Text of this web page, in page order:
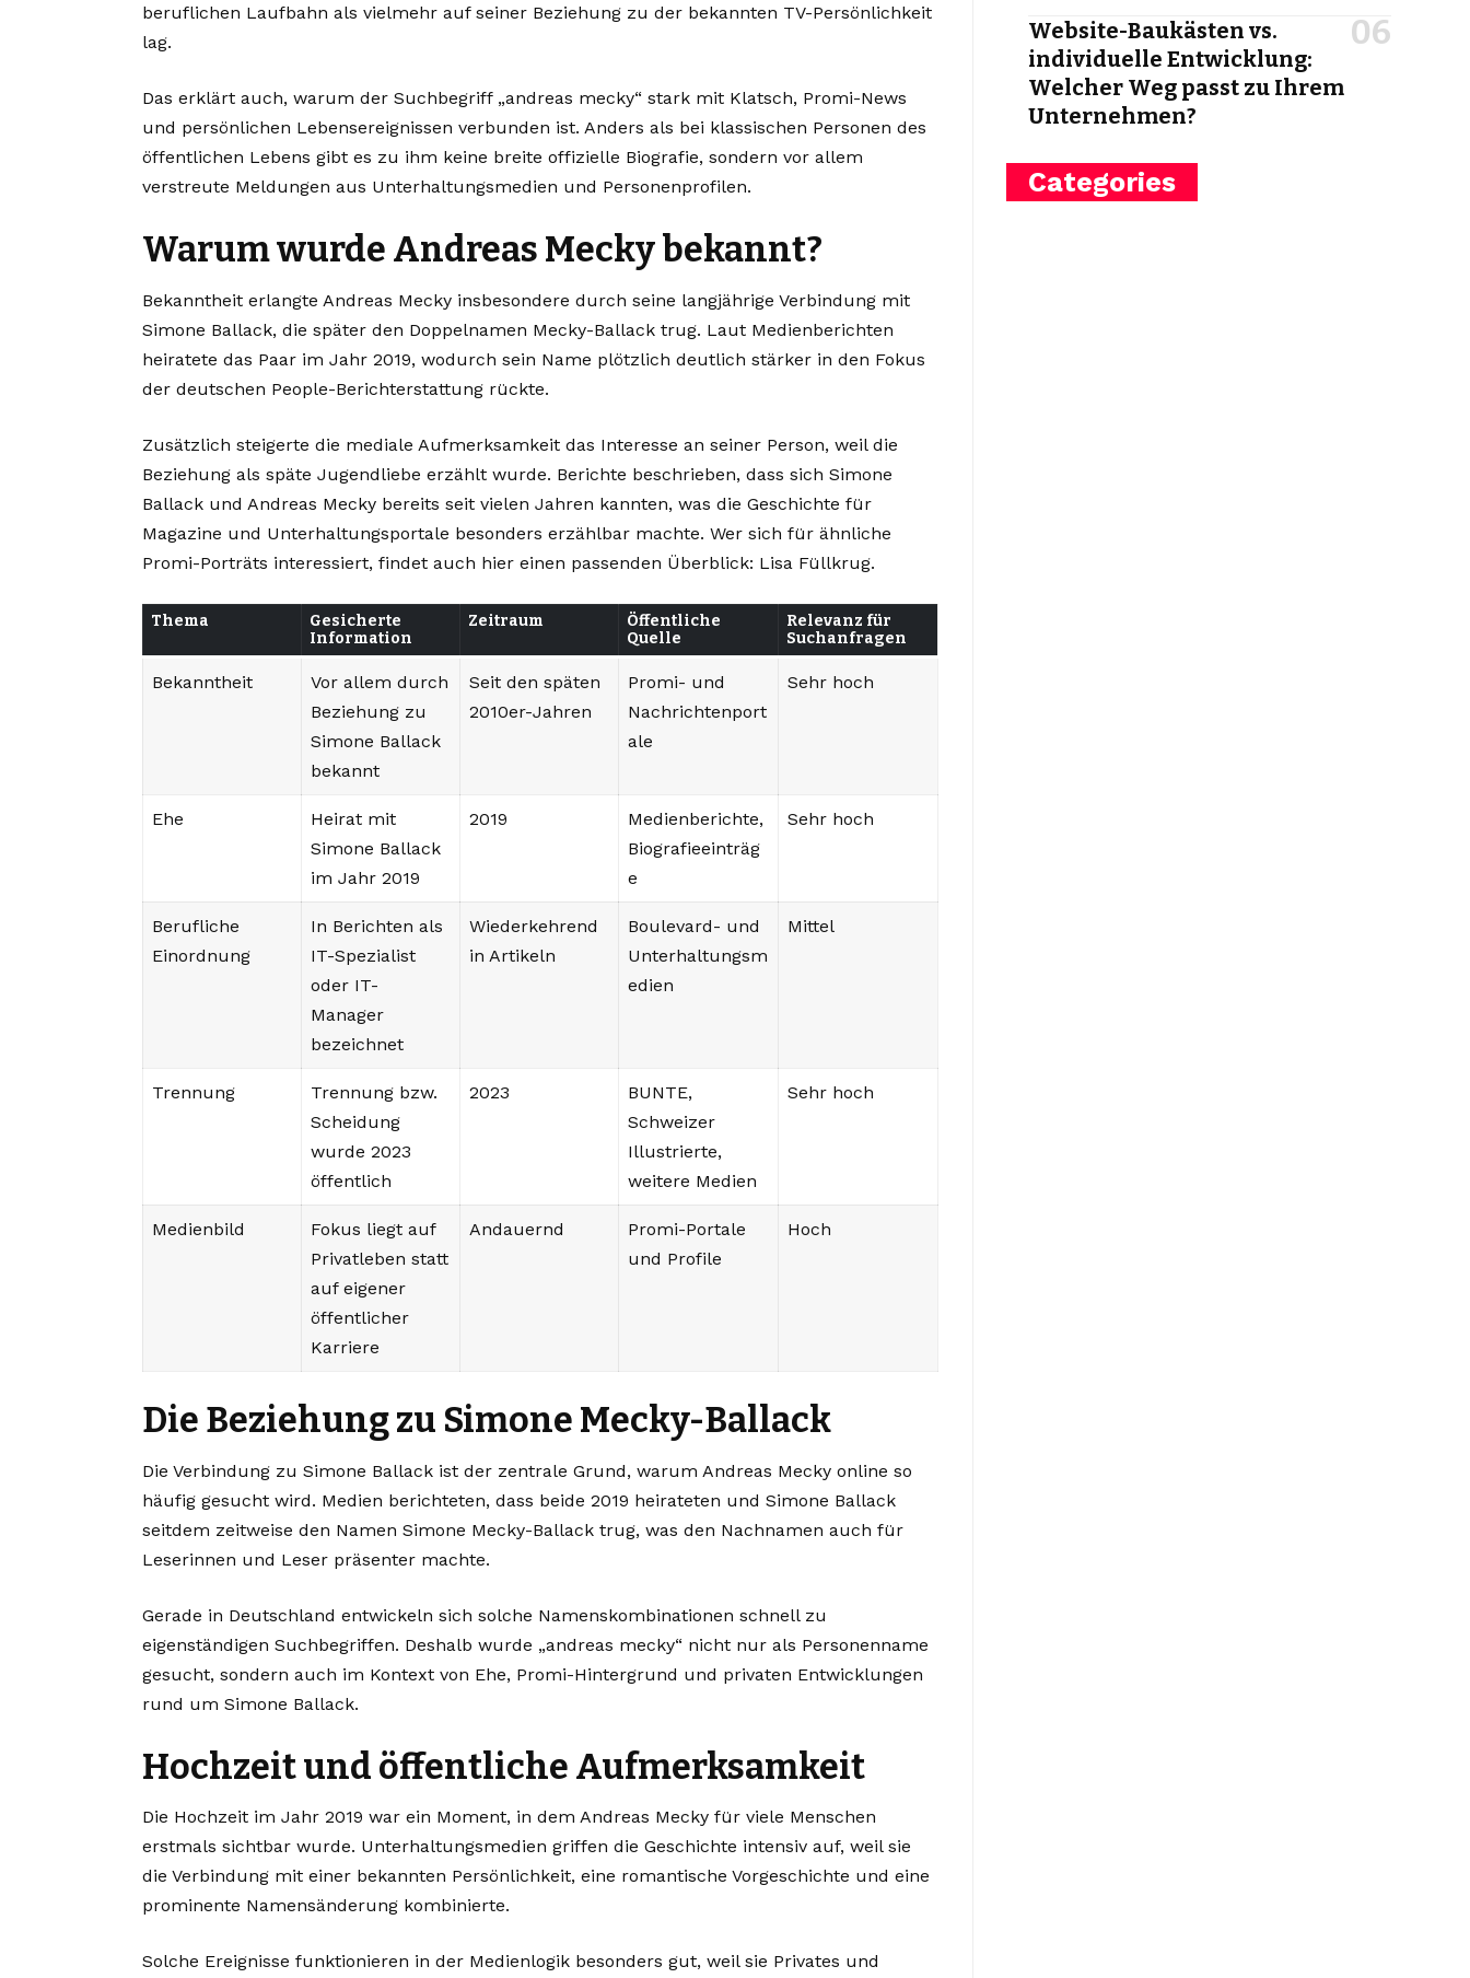
beruflichen Laufbahn als vielmehr auf seiner Beziehung zu der bekannten TV-Persönlichkeit
lag.
Das erklärt auch, warum der Suchbegriff „andreas mecky“ stark mit Klatsch, Promi-News
und persönlichen Lebensereignissen verbunden ist. Anders als bei klassischen Personen des
öffentlichen Lebens gibt es zu ihm keine breite offizielle Biografie, sondern vor allem
verstreute Meldungen aus Unterhaltungsmedien und Personenprofilen.
Warum wurde Andreas Mecky bekannt?
Bekanntheit erlangte Andreas Mecky insbesondere durch seine langjährige Verbindung mit
Simone Ballack, die später den Doppelnamen Mecky-Ballack trug. Laut Medienberichten
heiratete das Paar im Jahr 2019, wodurch sein Name plötzlich deutlich stärker in den Fokus
der deutschen People-Berichterstattung rückte.
Zusätzlich steigerte die mediale Aufmerksamkeit das Interesse an seiner Person, weil die
Beziehung als späte Jugendliebe erzählt wurde. Berichte beschrieben, dass sich Simone
Ballack und Andreas Mecky bereits seit vielen Jahren kannten, was die Geschichte für
Magazine und Unterhaltungsportale besonders erzählbar machte. Wer sich für ähnliche
Promi-Porträts interessiert, findet auch hier einen passenden Überblick: Lisa Füllkrug.
Thema
Gesicherte
Information
Zeitraum
Öffentliche
Quelle
Relevanz für
Suchanfragen
Bekanntheit
Vor allem durch
Beziehung zu
Simone Ballack
bekannt
Seit den späten
2010er-Jahren
Promi- und
Nachrichtenport
ale
Sehr hoch
Ehe
Heirat mit
Simone Ballack
im Jahr 2019
2019
Medienberichte,
Biografieeinträg
e
Sehr hoch
Berufliche
Einordnung
In Berichten als
IT-Spezialist
oder IT-
Manager
bezeichnet
Wiederkehrend
in Artikeln
Boulevard- und
Unterhaltungsm
edien
Mittel
Trennung
Trennung bzw.
Scheidung
wurde 2023
öffentlich
2023
BUNTE,
Schweizer
Illustrierte,
weitere Medien
Sehr hoch
Medienbild
Fokus liegt auf
Privatleben statt
auf eigener
öffentlicher
Karriere
Andauernd
Promi-Portale
und Profile
Hoch
Die Beziehung zu Simone Mecky-Ballack
Die Verbindung zu Simone Ballack ist der zentrale Grund, warum Andreas Mecky online so
häufig gesucht wird. Medien berichteten, dass beide 2019 heirateten und Simone Ballack
seitdem zeitweise den Namen Simone Mecky-Ballack trug, was den Nachnamen auch für
Leserinnen und Leser präsenter machte.
Gerade in Deutschland entwickeln sich solche Namenskombinationen schnell zu
eigenständigen Suchbegriffen. Deshalb wurde „andreas mecky“ nicht nur als Personenname
gesucht, sondern auch im Kontext von Ehe, Promi-Hintergrund und privaten Entwicklungen
rund um Simone Ballack.
Hochzeit und öffentliche Aufmerksamkeit
Die Hochzeit im Jahr 2019 war ein Moment, in dem Andreas Mecky für viele Menschen
erstmals sichtbar wurde. Unterhaltungsmedien griffen die Geschichte intensiv auf, weil sie
die Verbindung mit einer bekannten Persönlichkeit, eine romantische Vorgeschichte und eine
prominente Namensänderung kombinierte.
Solche Ereignisse funktionieren in der Medienlogik besonders gut, weil sie Privates und
Website-Baukästen vs.
individuelle Entwicklung:
Welcher Weg passt zu Ihrem
Unternehmen?
Categories